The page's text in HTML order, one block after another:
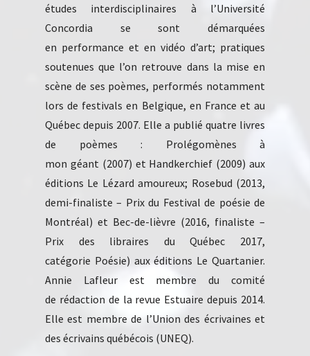
études interdisciplinaires à l’Université
Concordia se sont démarquées
en performance et en vidéo d’art; pratiques
soutenues que l’on retrouve dans la mise en
scène de ses poèmes, performés notamment
lors de festivals en Belgique, en France et au
Québec depuis 2007. Elle a publié quatre livres
de poèmes : Prolégomènes à
mon géant (2007) et Handkerchief (2009) aux
éditions Le Lézard amoureux; Rosebud (2013,
demi-finaliste – Prix du Festival de poésie de
Montréal) et Bec-de-lièvre (2016, finaliste –
Prix des libraires du Québec 2017,
catégorie Poésie) aux éditions Le Quartanier.
Annie Lafleur est membre du comité
de rédaction de la revue Estuaire depuis 2014.
Elle est membre de l’Union des écrivaines et
des écrivains québécois (UNEQ).